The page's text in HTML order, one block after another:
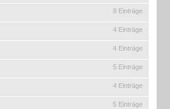
8 Einträge
4 Einträge
4 Einträge
5 Einträge
4 Einträge
5 Einträge